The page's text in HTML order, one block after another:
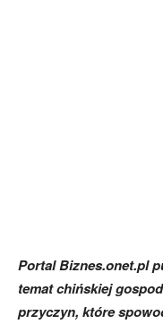
Portal Biznes.onet.pl
temat chińskiej
przyczyn, które